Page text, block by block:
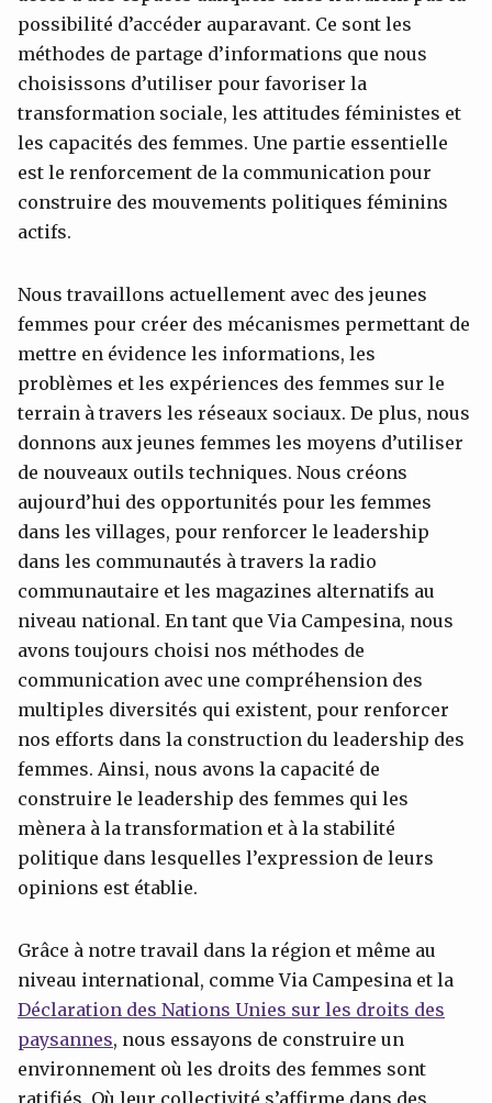
possibilité d’accéder auparavant. Ce sont les
méthodes de partage d’informations que nous
choisissons d’utiliser pour favoriser la
transformation sociale, les attitudes féministes et
les capacités des femmes. Une partie essentielle
est le renforcement de la communication pour
construire des mouvements politiques féminins
actifs.
Nous travaillons actuellement avec des jeunes
femmes pour créer des mécanismes permettant de
mettre en évidence les informations, les
problèmes et les expériences des femmes sur le
terrain à travers les réseaux sociaux. De plus, nous
donnons aux jeunes femmes les moyens d’utiliser
de nouveaux outils techniques. Nous créons
aujourd’hui des opportunités pour les femmes
dans les villages, pour renforcer le leadership
dans les communautés à travers la radio
communautaire et les magazines alternatifs au
niveau national. En tant que Via Campesina, nous
avons toujours choisi nos méthodes de
communication avec une compréhension des
multiples diversités qui existent, pour renforcer
nos efforts dans la construction du leadership des
femmes. Ainsi, nous avons la capacité de
construire le leadership des femmes qui les
mènera à la transformation et à la stabilité
politique dans lesquelles l’expression de leurs
opinions est établie.
Grâce à notre travail dans la région et même au
niveau international, comme Via Campesina et la
Déclaration des Nations Unies sur les droits des
paysannes, nous essayons de construire un
environnement où les droits des femmes sont
ratifiés. Où leur collectivité s’affirme dans des